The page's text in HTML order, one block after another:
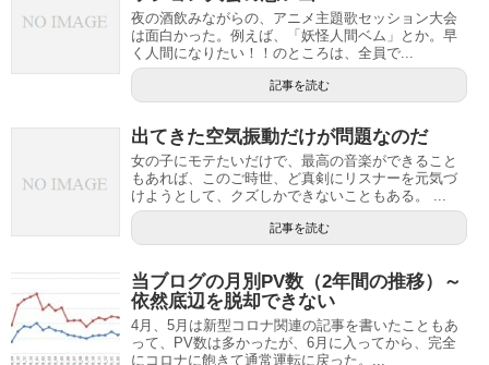
夜の酒飲みながらの、アニメ主題歌セッション大会
は面白かった。例えば、「妖怪人間ベム」とか。早
く人間になりたい！！のところは、全員で...
記事を読む
出てきた空気振動だけが問題なのだ
女の子にモテたいだけで、最高の音楽ができること
もあれば、このご時世、ど真剣にリスナーを元気づ
けようとして、クズしかできないこともある。 ...
記事を読む
当ブログの月別PV数（2年間の推移）～
依然底辺を脱却できない
4月、5月は新型コロナ関連の記事を書いたこともあ
って、PV数は多かったが、6月に入ってから、完全
にコロナに飽きて通常運転に戻った。...